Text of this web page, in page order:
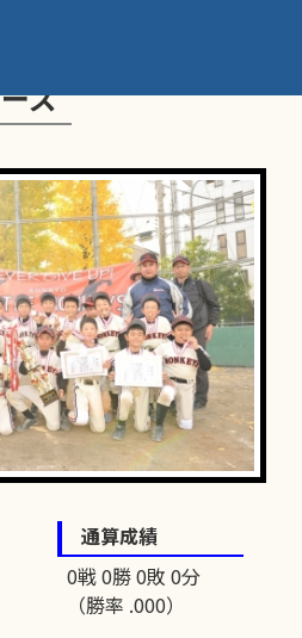
ズ
通算成績
0戦 0勝 0敗 0分
（勝率 .000）